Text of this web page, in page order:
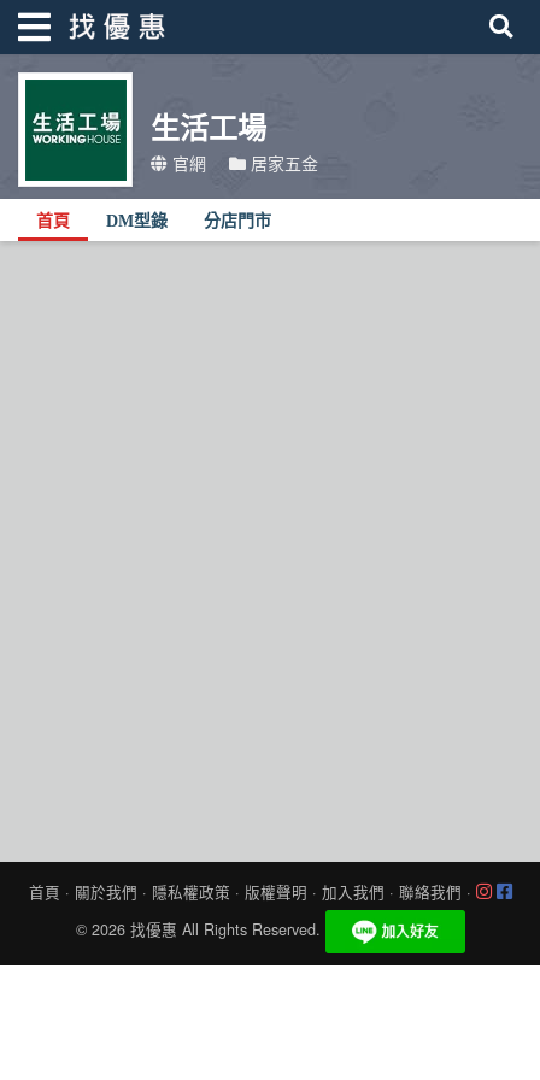
生活工場
官網 居家五金
首頁 DM型錄 分店門市
首頁 · 關於我們 · 隱私權政策 · 版權聲明 · 加入我們 · 聯絡我們 ·
© 2026 找優惠 All Rights Reserved.
找優惠
首頁
優惠活動